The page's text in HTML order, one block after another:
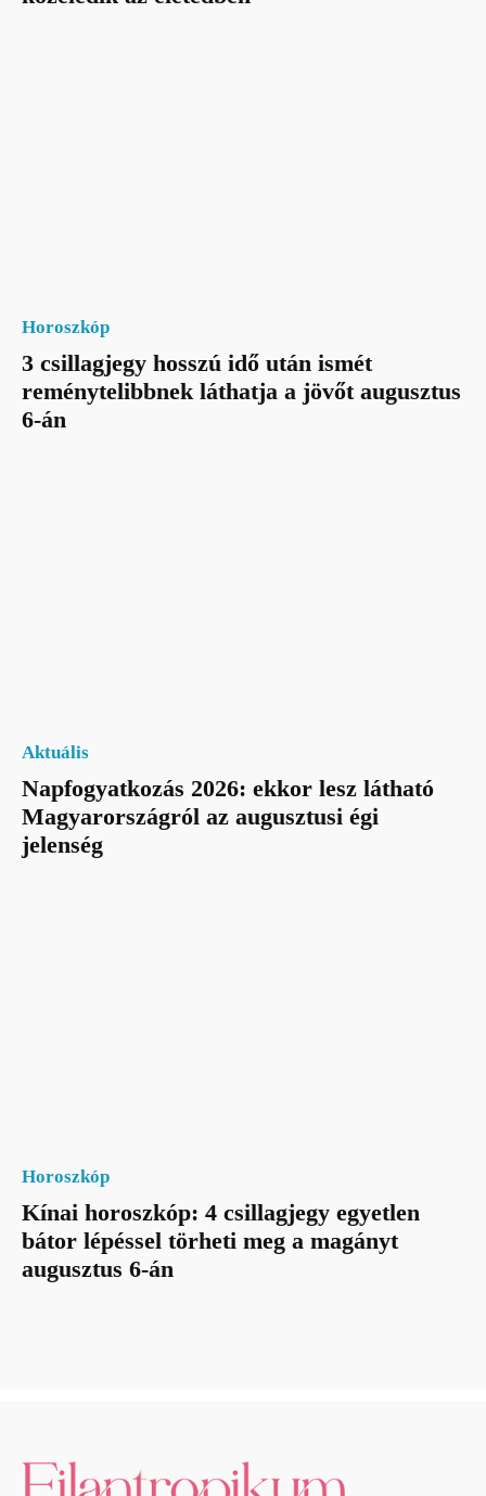
Horoszkóp
3 csillagjegy hosszú idő után ismét
reménytelibbnek láthatja a jövőt augusztus
6-án
Aktuális
Napfogyatkozás 2026: ekkor lesz látható
Magyarországról az augusztusi égi
jelenség
Horoszkóp
Kínai horoszkóp: 4 csillagjegy egyetlen
bátor lépéssel törheti meg a magányt
augusztus 6-án